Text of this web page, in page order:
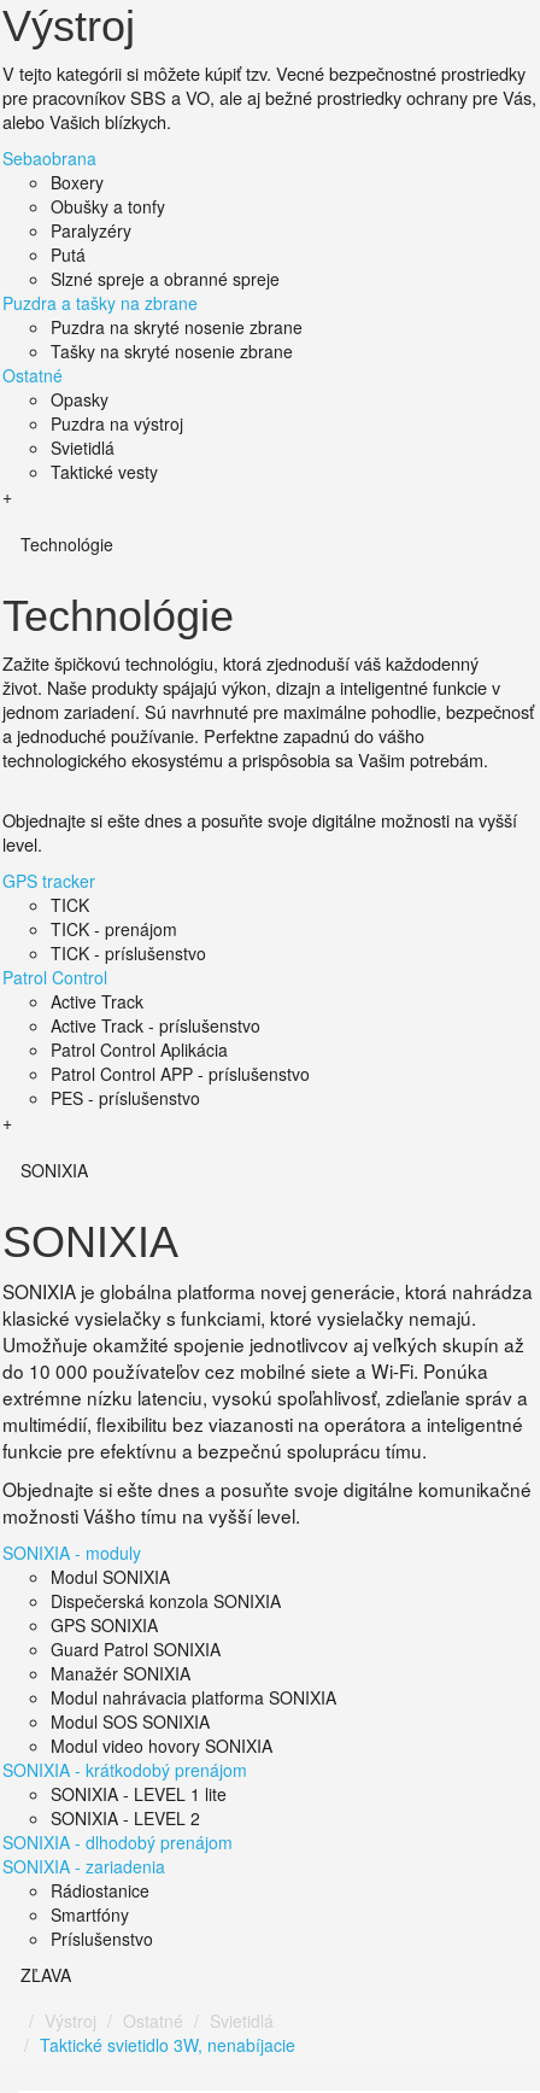
Výstroj
V tejto kategórii si môžete kúpiť tzv. Vecné bezpečnostné prostriedky
pre pracovníkov SBS a VO, ale aj bežné prostriedky ochrany pre Vás,
alebo Vašich blízkych.
Sebaobrana
Boxery
Obušky a tonfy
Paralyzéry
Putá
Slzné spreje a obranné spreje
Puzdra a tašky na zbrane
Puzdra na skryté nosenie zbrane
Tašky na skryté nosenie zbrane
Ostatné
Opasky
Puzdra na výstroj
Svietidlá
Taktické vesty
+
Technológie
Technológie
Zažite špičkovú technológiu, ktorá zjednoduší váš každodenný
život. Naše produkty spájajú výkon, dizajn a inteligentné funkcie v
jednom zariadení. Sú navrhnuté pre maximálne pohodlie, bezpečnosť
a jednoduché používanie. Perfektne zapadnú do vášho
technologického ekosystému a prispôsobia sa Vašim potrebám.
Objednajte si ešte dnes a posuňte svoje digitálne možnosti na vyšší
level.
GPS tracker
TICK
TICK - prenájom
TICK - príslušenstvo
Patrol Control
Active Track
Active Track - príslušenstvo
Patrol Control Aplikácia
Patrol Control APP - príslušenstvo
PES - príslušenstvo
+
SONIXIA
SONIXIA
SONIXIA je globálna platforma novej generácie, ktorá nahrádza
klasické vysielačky s funkciami, ktoré vysielačky nemajú.
Umožňuje okamžité spojenie jednotlivcov aj veľkých skupín až
do 10 000 používateľov cez mobilné siete a Wi-Fi. Ponúka
extrémne nízku latenciu, vysokú spoľahlivosť, zdieľanie správ a
multimédií, flexibilitu bez viazanosti na operátora a inteligentné
funkcie pre efektívnu a bezpečnú spoluprácu tímu.
Objednajte si ešte dnes a posuňte svoje digitálne komunikačné
možnosti Vášho tímu na vyšší level.
SONIXIA - moduly
Modul SONIXIA
Dispečerská konzola SONIXIA
GPS SONIXIA
Guard Patrol SONIXIA
Manažér SONIXIA
Modul nahrávacia platforma SONIXIA
Modul SOS SONIXIA
Modul video hovory SONIXIA
SONIXIA - krátkodobý prenájom
SONIXIA - LEVEL 1 lite
SONIXIA - LEVEL 2
SONIXIA - dlhodobý prenájom
SONIXIA - zariadenia
Rádiostanice
Smartfóny
Príslušenstvo
ZĽAVA
Výstroj
Ostatné
Svietidlá
Taktické svietidlo 3W, nenabíjacie